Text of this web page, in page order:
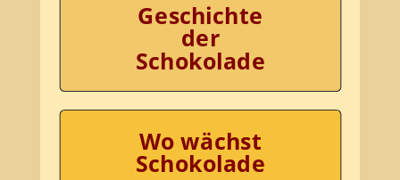
Geschichte
der
Schokolade
Wo wächst
Schokolade